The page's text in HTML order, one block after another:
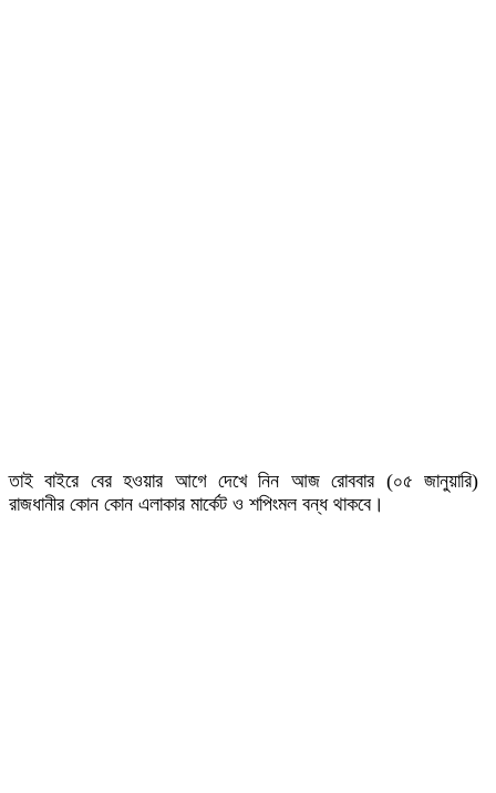
তাই বাইরে বের হওয়ার আগে দেখে নিন আজ রোববার (০৫ জানুয়ারি)
রাজধানীর কোন কোন এলাকার মার্কেট ও শপিংমল বন্ধ থাকবে।